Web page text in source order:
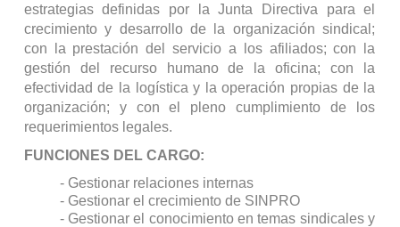
estrategias definidas por la Junta Directiva para el
crecimiento y desarrollo de la organización sindical;
con la prestación del servicio a los afiliados; con la
gestión del recurso humano de la oficina; con la
efectividad de la logística y la operación propias de la
organización; y con el pleno cumplimiento de los
requerimientos legales.
FUNCIONES DEL CARGO:
- Gestionar relaciones internas
- Gestionar el crecimiento de SINPRO
- Gestionar el conocimiento en temas sindicales y